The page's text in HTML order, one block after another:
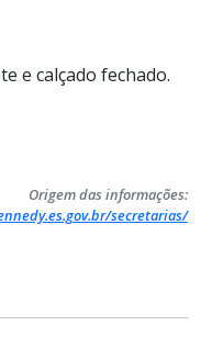
e calçado fechado.
Origem das informações:
secretarias/